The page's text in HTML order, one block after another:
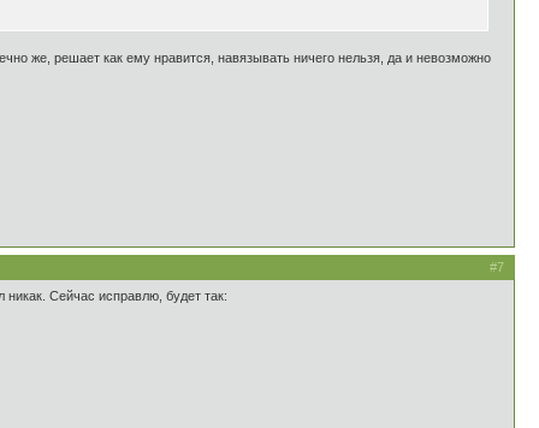
же, решает как ему нравится, навязывать ничего нельзя, да и невозможно
#7
Сейчас исправлю, будет так: